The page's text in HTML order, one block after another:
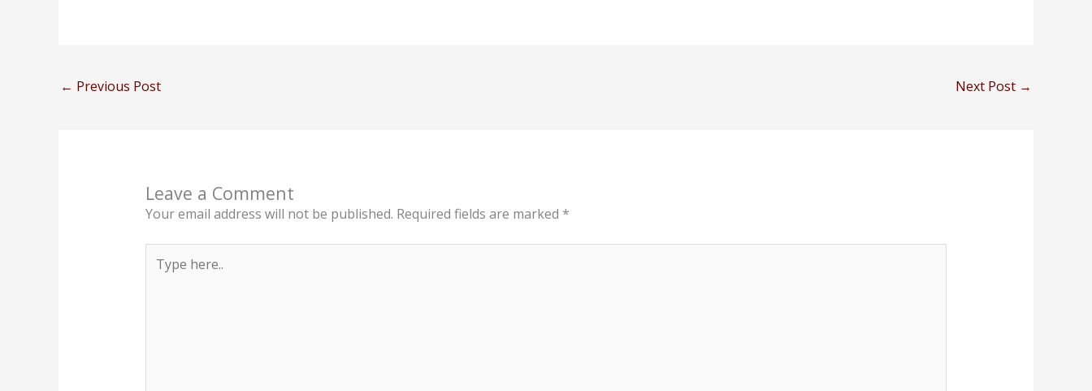
← Previous Post Next Post →
Leave a Comment
Your email address will not be published. Required fields are marked *
here..